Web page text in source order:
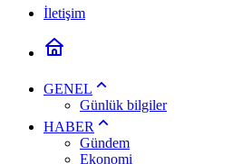
İletişim
GENEL
Günlük bilgiler
HABER
Gündem
Ekonomi